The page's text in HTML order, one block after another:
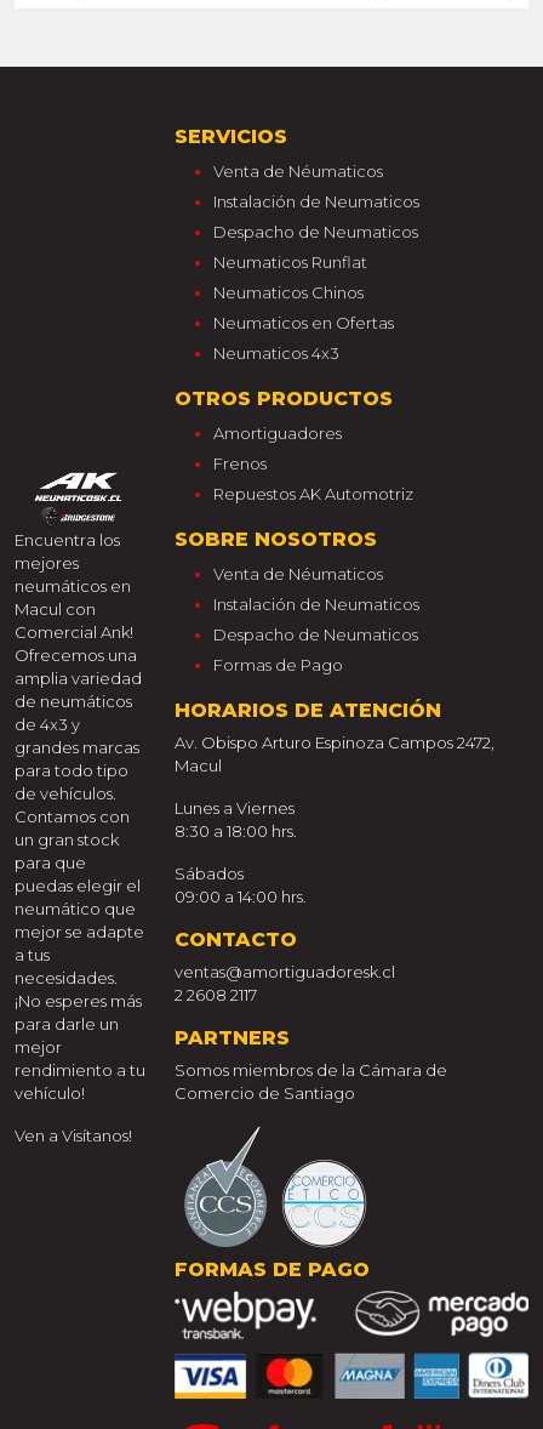
Encuentra los
mejores
neumáticos en
Macul con
Comercial Ank!
Ofrecemos una
amplia variedad
de neumáticos
de 4x3 y
grandes marcas
para todo tipo
de vehículos.
Contamos con
un gran stock
para que
puedas elegir el
neumático que
mejor se adapte
a tus
necesidades.
¡No esperes más
para darle un
mejor
rendimiento a tu
vehículo!
Ven a Visítanos!
SERVICIOS
Venta de Néumaticos
Instalación de Neumaticos
Despacho de Neumaticos
Neumaticos Runflat
Neumaticos Chinos
Neumaticos en Ofertas
Neumaticos 4x3
OTROS PRODUCTOS
Amortiguadores
Frenos
Repuestos AK Automotriz
SOBRE NOSOTROS
Venta de Néumaticos
Instalación de Neumaticos
Despacho de Neumaticos
Formas de Pago
HORARIOS DE ATENCIÓN
Av. Obispo Arturo Espinoza Campos 2472,
Macul
Lunes a Viernes
8:30 a 18:00 hrs.
Sábados
09:00 a 14:00 hrs.
CONTACTO
ventas@amortiguadoresk.cl
2 2608 2117
PARTNERS
Somos miembros de la Cámara de
Comercio de Santiago
FORMAS DE PAGO